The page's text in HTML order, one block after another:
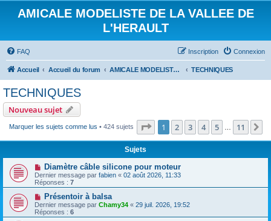
AMICALE MODELISTE DE LA VALLEE DE
L'HERAULT
FAQ Connexion
Inscription
Accueil Accueil du forum AMICALE MODELISTE DE LA VALLEE DE L'HERAULT TECHNIQUES
TECHNIQUES
Nouveau sujet
Marquer les sujets comme lus • 424 sujets Page 1sur11
1 2 3 4 5 11
Sujets
Diamètre câble silicone pour moteur
Dernier message par fabien « 02 août 2026, 11:33
Réponses : 7
Présentoir à balsa
Dernier message par Chamy34 « 29 juil. 2026, 19:52
Réponses : 6